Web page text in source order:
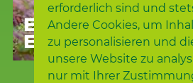
erforderlich sind und
Andere Cookies, um
zu personalisieren und
unsere Website zu
nur mit Ihrer
EHREN-AMTLICH
ENGAGIERT